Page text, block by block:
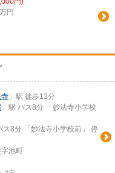
円
」駅 徒歩13分
」駅 バス8分 「妙法寺小学校
ス8分 「妙法寺小学校前」 停
字池町